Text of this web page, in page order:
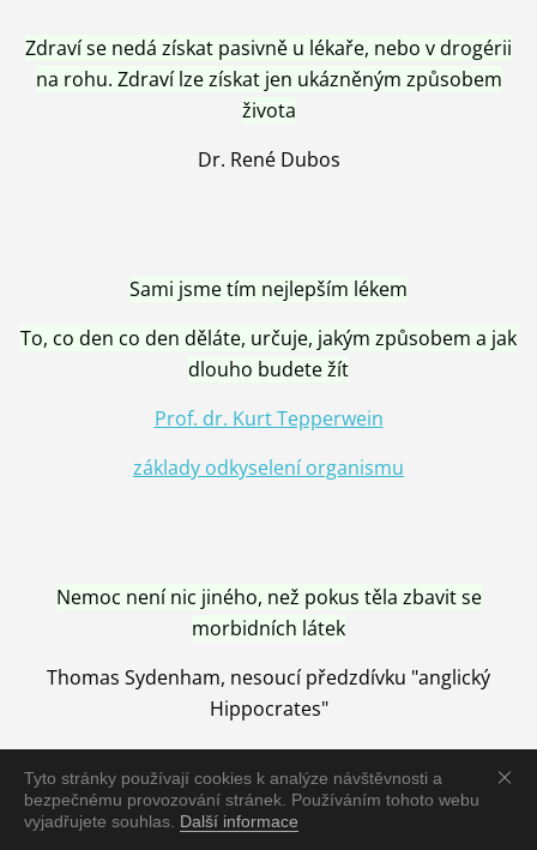
Tyto stránky používají cookies k analýze návštěvnosti a
bezpečnému provozování stránek. Používáním tohoto webu
vyjadřujete souhlas. Další informace
Zdraví se nedá získat pasivně u lékaře, nebo v drogérii
na rohu. Zdraví lze získat jen ukázněným způsobem
života
Dr. René Dubos
Sami jsme tím nejlepším lékem
To, co den co den děláte, určuje, jakým způsobem a jak
dlouho budete žít
Prof. dr. Kurt Tepperwein
základy odkyselení organismu
Nemoc není nic jiného, než pokus těla zbavit se
morbidních látek
Thomas Sydenham, nesoucí předzdívku "anglický
Hippocrates"
Nemoc je vyléčena jen pomocí Přírody, neutralizací a